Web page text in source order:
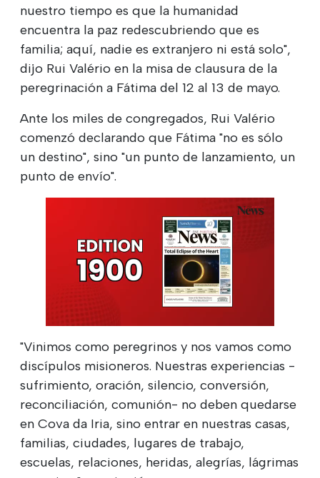
nuestro tiempo es que la humanidad
encuentra la paz redescubriendo que es
familia; aquí, nadie es extranjero ni está solo",
dijo Rui Valério en la misa de clausura de la
peregrinación a Fátima del 12 al 13 de mayo.
Ante los miles de congregados, Rui Valério
comenzó declarando que Fátima "no es sólo
un destino", sino "un punto de lanzamiento, un
punto de envío".
"Vinimos como peregrinos y nos vamos como
discípulos misioneros. Nuestras experiencias -
sufrimiento, oración, silencio, conversión,
reconciliación, comunión- no deben quedarse
en Cova da Iria, sino entrar en nuestras casas,
familias, ciudades, lugares de trabajo,
escuelas, relaciones, heridas, alegrías, lágrimas